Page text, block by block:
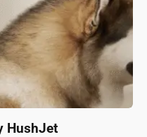
HushJet